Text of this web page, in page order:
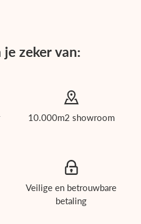
zeker van:
10.000m2 showroom
Veilige en betrouwbare
betaling